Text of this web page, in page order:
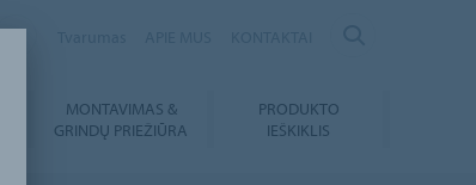
MONTAVIMAS &
GRINDŲ PRIEŽIŪRA
PRODUKTO
IEŠKIKLIS